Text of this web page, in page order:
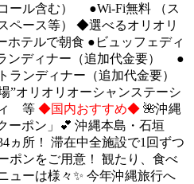
ール含む） ●Wi-Fi無料 （ス
ペース等） ◆選べるオリオリ
テルで朝食 ●ビュッフェディ
ンディナー（追加代金要） ●
ランディナー（追加代金要）
”オリオリオーシャンステーシ
ィ 等 ◆国内おすすめ◆ 🌺沖縄
ーポン」💕 沖縄本島・石垣
ヵ所！ 滞在中全施設で1回ずつ
ポンをご用意！ 観たり、食べ
ューは様々✨ 今年沖縄旅行へ